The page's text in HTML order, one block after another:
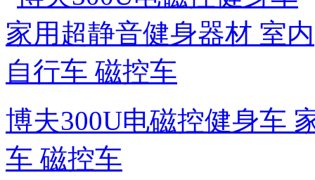
博夫300U电磁控健身车
车 磁控车